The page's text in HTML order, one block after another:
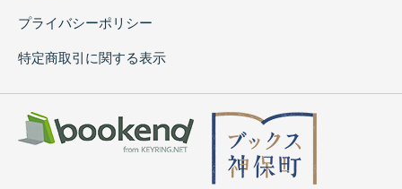
プライバシーポリシー
特定商取引に関する表示